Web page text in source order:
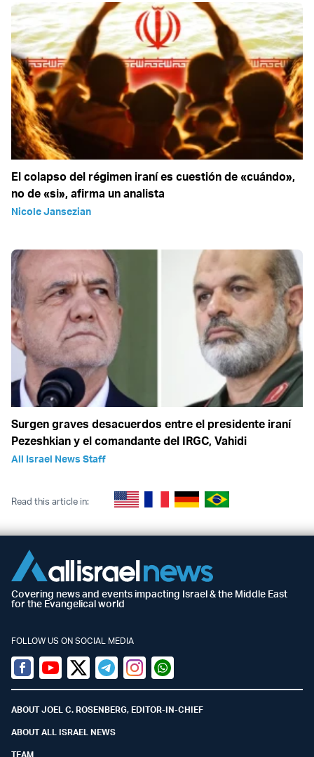
El colapso del régimen iraní es cuestión de «cuándo»,
no de «si», afirma un analista
Nicole Jansezian
Surgen graves desacuerdos entre el presidente iraní
Pezeshkian y el comandante del IRGC, Vahidi
All Israel News Staff
Read this article in:
Covering news and events impacting Israel & the Middle East
for the Evangelical world
FOLLOW US ON SOCIAL MEDIA
Facebook
YoutubeTwitter (X)
TelegramInstagramWhatsapp
ABOUT JOEL C. ROSENBERG, EDITOR-IN-CHIEF
ABOUT ALL ISRAEL NEWS
TEAM